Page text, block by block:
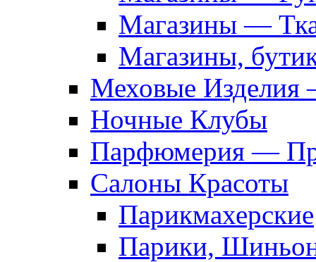
Магазины —
Магазины,
Меховые Изделия
Ночные Клубы
Парфюмерия —
Салоны Красоты
Парикмахерские
Парики,